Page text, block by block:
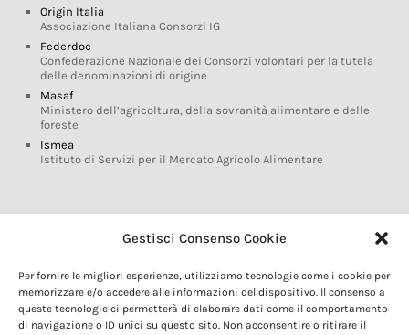
Gestisci Consenso Cookie
Per fornire le migliori esperienze, utilizziamo tecnologie come i cookie per
memorizzare e/o accedere alle informazioni del dispositivo. Il consenso a
queste tecnologie ci permetterà di elaborare dati come il comportamento
di navigazione o ID unici su questo sito. Non acconsentire o ritirare il
Origin Italia
Associazione Italiana Consorzi IG
Federdoc
Confederazione Nazionale dei Consorzi volontari per la tutela
delle denominazioni di origine
Masaf
Ministero dell’agricoltura, della sovranità alimentare e delle
foreste
Ismea
Istituto di Servizi per il Mercato Agricolo Alimentare
Glossario DOP IGP
Marchi DOP IGP
Normativa prodotti DOP IGP
Consorzi di Tutela